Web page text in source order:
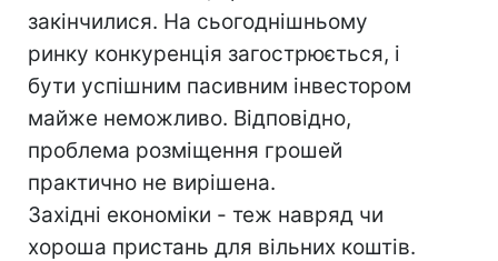
закінчилися. На сьогоднішньому
ринку конкуренція загострюється, і
бути успішним пасивним інвестором
майже неможливо. Відповідно,
проблема розміщення грошей
практично не вирішена.
Західні економіки - теж навряд чи
хороша пристань для вільних коштів.